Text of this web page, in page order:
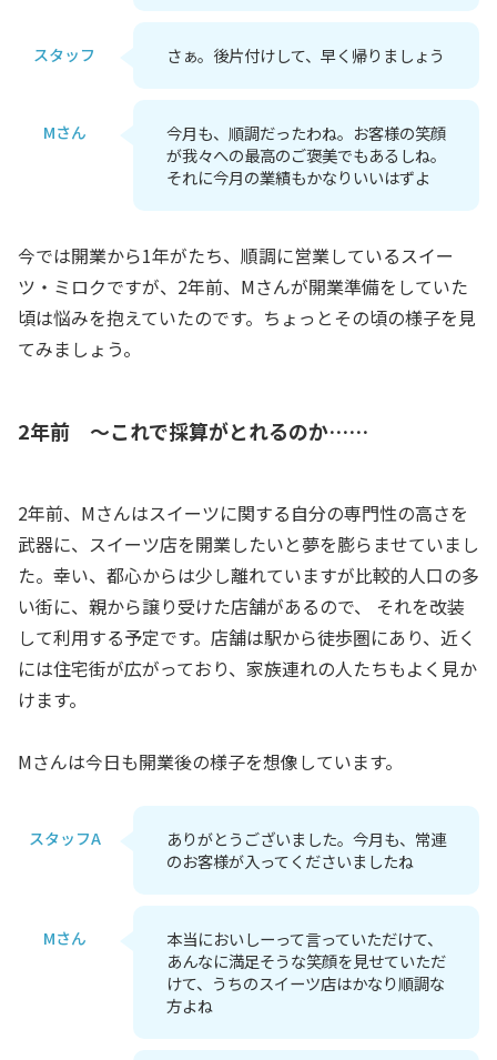
スタッフ さぁ。後片付けして、早く帰りましょう
Mさん
今月も、順調だったわね。お客様の笑顔
が我々への最高のご褒美でもあるしね。
それに今月の業績もかなりいいはずよ
今では開業から1年がたち、順調に営業しているスイー
ツ・ミロクですが、2年前、Mさんが開業準備をしていた
頃は悩みを抱えていたのです。ちょっとその頃の様子を見
てみましょう。
2年前 ～これで採算がとれるのか……
2年前、Mさんはスイーツに関する自分の専門性の高さを
武器に、スイーツ店を開業したいと夢を膨らませていまし
た。幸い、都心からは少し離れていますが比較的人口の多
い街に、親から譲り受けた店舗があるので、 それを改装
して利用する予定です。店舗は駅から徒歩圏にあり、近く
には住宅街が広がっており、家族連れの人たちもよく見か
けます。
Mさんは今日も開業後の様子を想像しています。
スタッフA
ありがとうございました。今月も、常連
のお客様が入ってくださいましたね
Mさん
本当においしーって言っていただけて、
あんなに満足そうな笑顔を見せていただ
けて、うちのスイーツ店はかなり順調な
方よね